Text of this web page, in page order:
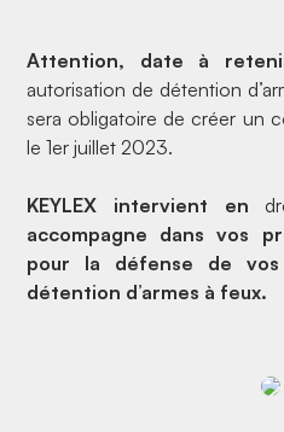
Attention, date à
autorisation de détention
sera obligatoire decréer un
le 1er juillet 2023.
KEYLEX intervient en
accompagne dans vos
pour la défense de
détention d’armes à feux.